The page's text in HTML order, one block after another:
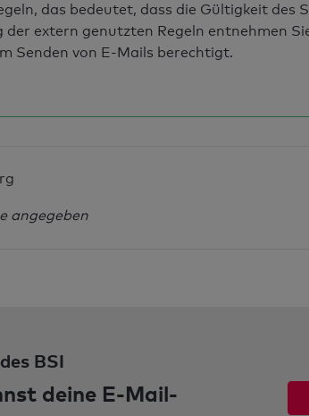
das bedeutet, dass die Gültigkeit des
extern genutzten Regeln entnehmen
Senden von E-Mails berechtigt.
angegeben
BSI
deine E-Mail-